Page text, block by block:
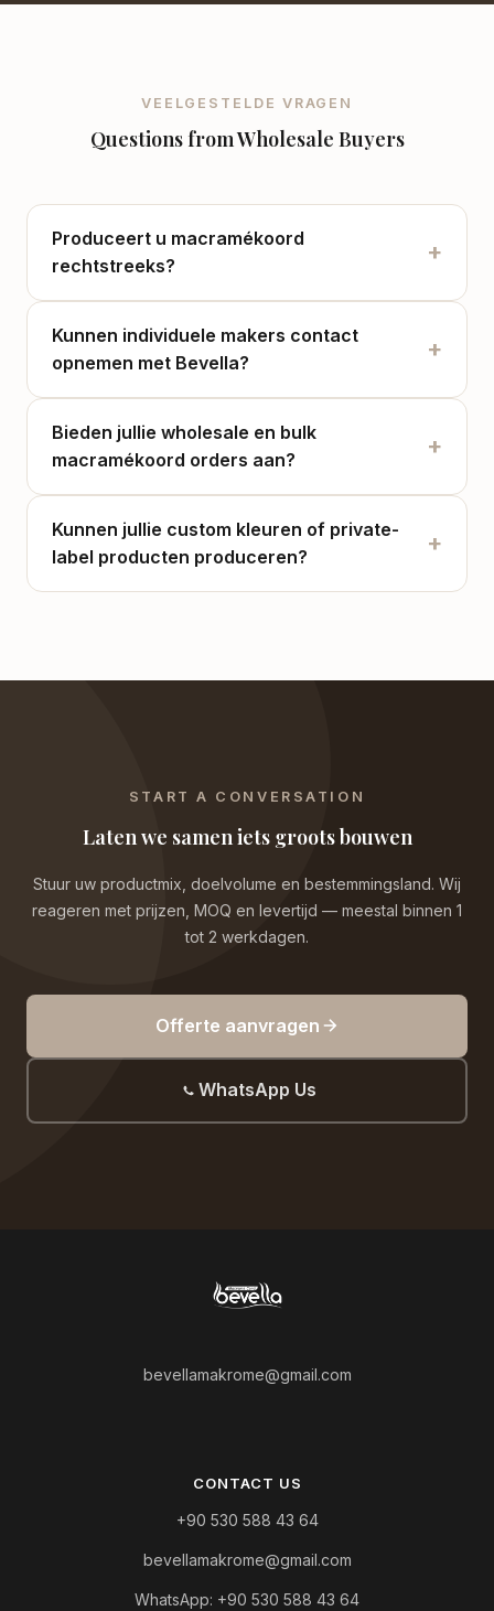
VEELGESTELDE VRAGEN
Questions from Wholesale Buyers
Produceert u macramékoord
rechtstreeks?
+
Kunnen individuele makers contact
opnemen met Bevella?
+
Bieden jullie wholesale en bulk
macramékoord orders aan?
+
Kunnen jullie custom kleuren of private-
label producten produceren?
+
START A CONVERSATION
Laten we samen iets groots bouwen
Stuur uw productmix, doelvolume en bestemmingsland. Wij
reageren met prijzen, MOQ en levertijd — meestal binnen 1
tot 2 werkdagen.
Offerte aanvragen
WhatsApp Us
bevellamakrome@gmail.com
CONTACT US
+90 530 588 43 64
bevellamakrome@gmail.com
WhatsApp: +90 530 588 43 64